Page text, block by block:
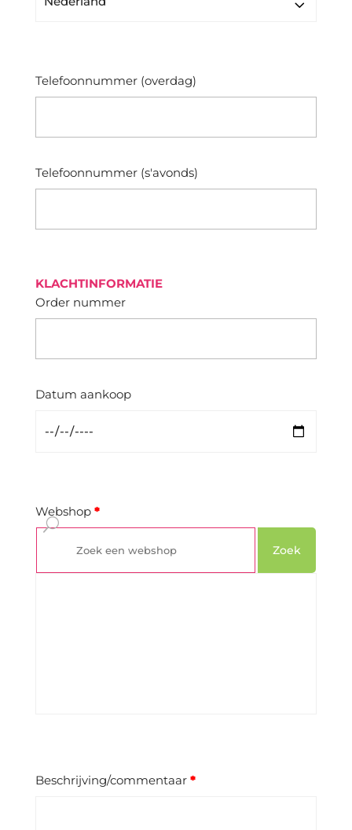
Telefoonnummer (overdag)
Telefoonnummer (s'avonds)
KLACHTINFORMATIE
Order nummer
Datum aankoop
Webshop *
Zoek
Beschrijving/commentaar *